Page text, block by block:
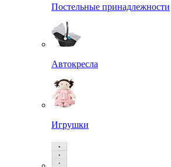
Постельные принадлежности
Автокресла
Игрушки